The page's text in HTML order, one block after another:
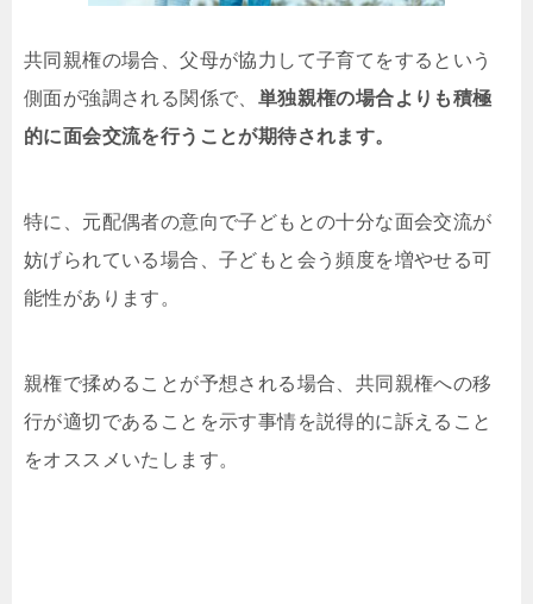
共同親権の場合、父母が協力して子育てをするという
側面が強調される関係で、 単独親権の場合よりも積極
的に面会交流を行うことが期待されます。
特に、元配偶者の意向で子どもとの十分な面会交流が
妨げられている場合、子どもと会う頻度を増やせる可
能性があります。
親権で揉めることが予想される場合、共同親権への移
行が適切であることを示す事情を説得的に訴えること
をオススメいたします。